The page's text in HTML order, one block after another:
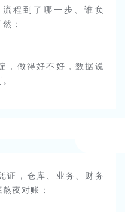
程到了哪一步、谁负
；
，做得好不好，数据说
证，仓库、业务、财务
夜对账；